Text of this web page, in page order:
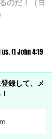
(1 John 4:19
録して、メ